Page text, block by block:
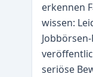
erkennen
wissen:
seriöse